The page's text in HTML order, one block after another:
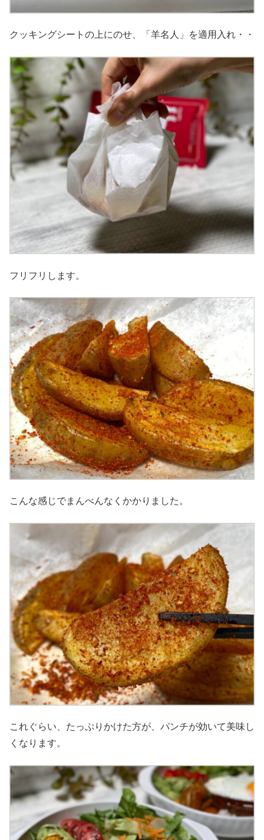
クッキングシートの上にのせ、「羊名人」を適用入れ・・
フリフリします。
こんな感じでまんべんなくかかりました。
これぐらい、たっぷりかけた方が、パンチが効いて美味し
くなります。